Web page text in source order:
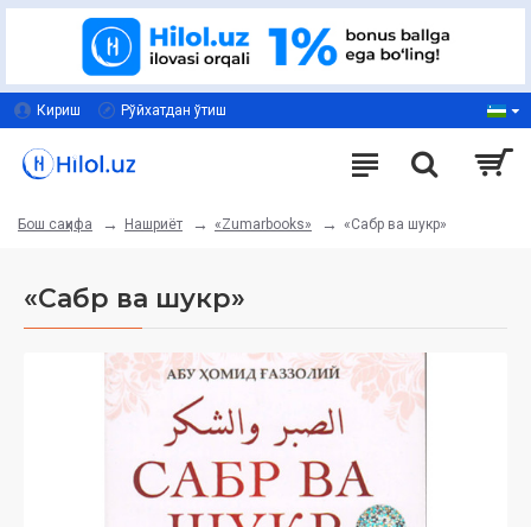
Кириш Рўйхатдан ўтиш
Бош саҳифа Нашриёт «Zumarbooks» «Сабр ва шукр»
«Сабр ва шукр»